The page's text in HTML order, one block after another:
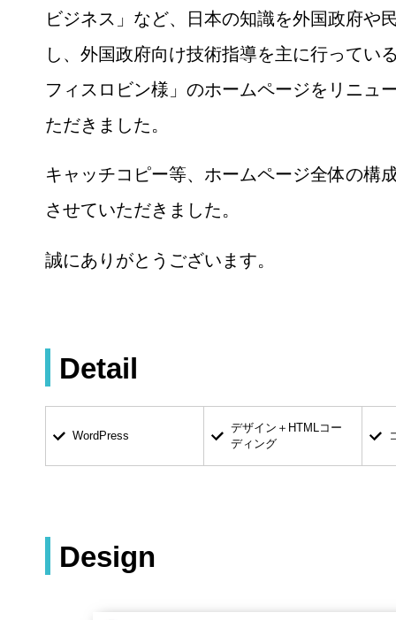
ビジネス」など、日本の知識を外国政府や
し、外国政府向け技術指導を主に行ってい
フィスロビン様」のホームページをリニュ
ただきました。
キャッチコピー等、ホームページ全体の構
させていただきました。
誠にありがとうございます。
Detail
WordPress
デザイン＋HTMLコー
ディング
Design